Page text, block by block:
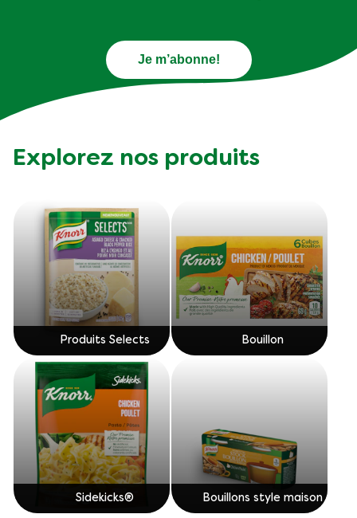
Je m’abonne!
Explorez nos produits
Produits Selects Bouillon
Sidekicks® Bouillons style maison